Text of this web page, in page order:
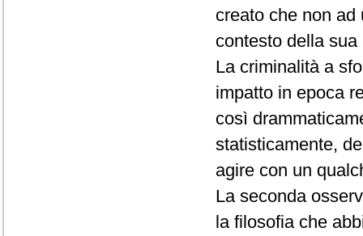
creato che non
contesto della
La criminalità a
impatto in epoca
così
statisticamente,
agire con un
La seconda
la filosofia che